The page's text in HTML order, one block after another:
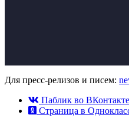
Для пресс-релизов и писем:
Паблик во ВКонтакте
Страница в